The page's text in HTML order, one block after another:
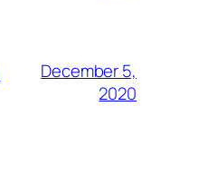
December 5,
2020